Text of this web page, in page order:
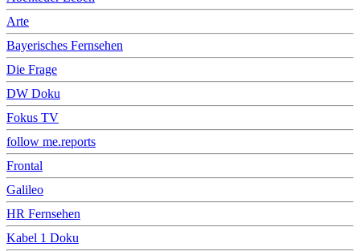
Arte
Bayerisches Fernsehen
Die Frage
DW Doku
Fokus TV
follow me.reports
Frontal
Galileo
HR Fernsehen
Kabel 1 Doku